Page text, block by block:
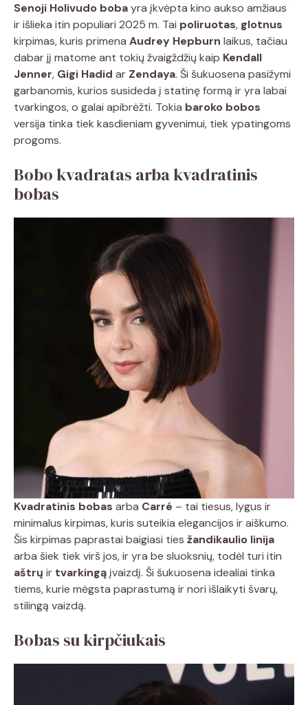
Senoji Holivudo bobayra įkvėpta kino aukso amžiaus
ir išlieka itin populiari 2025 m. Tai poliruotas, glotnus
kirpimas, kuris primena Audrey Hepburn laikus, tačiau
dabar jį matome ant tokių žvaigždžių kaip Kendall
Jenner, Gigi Hadid ar Zendaya. Ši šukuosena pasižymi
garbanomis, kurios susideda į statinę formą ir yra labai
tvarkingos, o galai apibrėžti. Tokia baroko bobos
versija tinka tiek kasdieniam gyvenimui, tiek ypatingoms
progoms.
Bobo kvadratas arba kvadratinis
bobas
Kvadratinis bobas arba Carré – tai tiesus, lygus ir
minimalus kirpimas, kuris suteikia elegancijos ir aiškumo.
Šis kirpimas paprastai baigiasi ties žandikaulio linija
arba šiek tiek virš jos, ir yra be sluoksnių, todėl turi itin
aštrų ir tvarkingą įvaizdį. Ši šukuosena idealiai tinka
tiems, kurie mėgsta paprastumą ir nori išlaikyti švarų,
stilingą vaizdą.
Bobas su kirpčiukais